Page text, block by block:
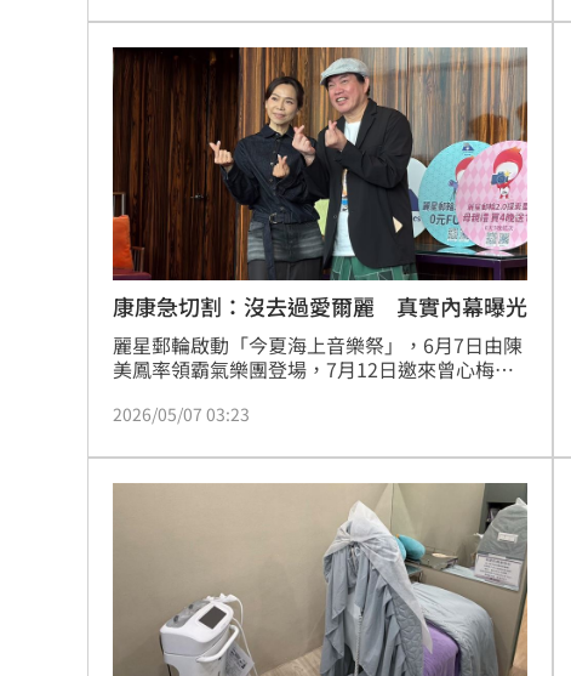
老翁「拐杖」殘殺85歲妻 行兇原因惹鼻酸
街頭制敵到公部門！陳勇正推防身教育
富邦人壽攜悍將 升級新莊球場無障礙設施
獨／曾被笑阿醜 她兼父職做2工養大女兒
百億千金爆婚變 富少尪遭目擊當街吻小三
台灣彩券開獎直播中 20:31
LIVE三立+24小時直播 15:27
三立iNEWS新聞台線上直播
商場戰國來臨 台中「頂奢大道」逐漸成形
「拍片人的多重宇宙」職涯論壇9/12登場！
8國球員齊聚高雄 Formosa 7s掀足球熱潮
疑雲，引發外界對隱私安全的高度關注。對此，
康茵茵受訪時坦言，自己看到新聞後其實相當驚
恐，「我沒看過針孔，也不知道到底要怎麼防
範。」趙浩雲
康康急切割：沒去過愛爾麗 真實內幕曝光
麗星郵輪啟動「今夏海上音樂祭」，6月7日由陳
美鳳率領霸氣樂團登場，7月12日邀來曾心梅，8
診所爆發針孔偷拍案，康康今（7）日受訪主動
「你看我有沒有做？我這個臉有做嗎？有做還這
樣就是浪費錢嘛，乾脆把那些錢拿來麗星郵
輪。」幽默發言笑翻全場。
2026/05/07 03:23